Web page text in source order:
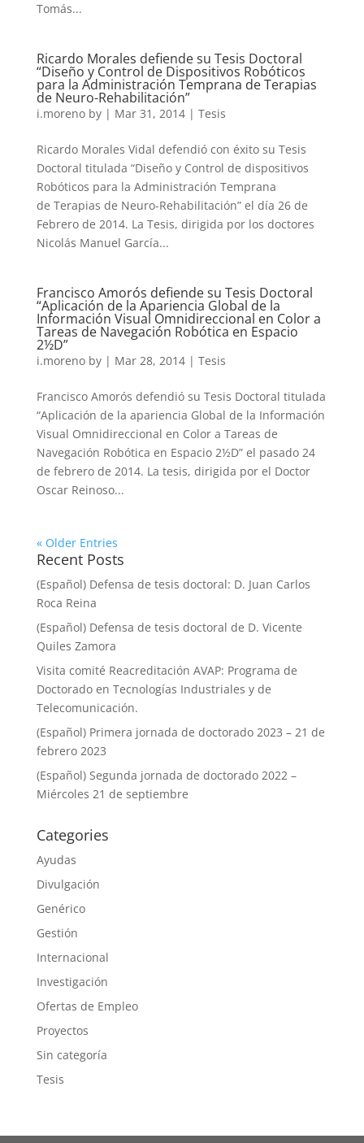
Tomás...
Ricardo Morales defiende su Tesis Doctoral
“Diseño y Control de Dispositivos Robóticos
para la Administración Temprana de Terapias
de Neuro-Rehabilitación”
i.morenoby | Mar 31, 2014| Tesis
Ricardo Morales Vidal defendió con éxito su Tesis
Doctoral titulada “Diseño y Control de dispositivos
Robóticos para la Administración Temprana
de Terapias de Neuro-Rehabilitación” el día 26 de
Febrero de 2014. La Tesis, dirigida por los doctores
Nicolás Manuel García...
Francisco Amorós defiende su Tesis Doctoral
“Aplicación de la Apariencia Global de la
Información Visual Omnidireccional en Color a
Tareas de Navegación Robótica en Espacio
2½D”
i.morenoby | Mar 28, 2014| Tesis
Francisco Amorós defendió su Tesis Doctoral titulada
“Aplicación de la apariencia Global de la Información
Visual Omnidireccional en Color a Tareas de
Navegación Robótica en Espacio 2½D” el pasado 24
de febrero de 2014. La tesis, dirigida por el Doctor
Oscar Reinoso...
« Older Entries
Recent Posts
(Español) Defensa de tesis doctoral: D. Juan Carlos
Roca Reina
(Español) Defensa de tesis doctoral de D. Vicente
Quiles Zamora
Visita comité Reacreditación AVAP: Programa de
Doctorado en Tecnologías Industriales y de
Telecomunicación.
(Español) Primera jornada de doctorado 2023 – 21 de
febrero 2023
(Español) Segunda jornada de doctorado 2022 –
Miércoles 21 de septiembre
Categories
Ayudas
Divulgación
Genérico
Gestión
Internacional
Investigación
Ofertas de Empleo
Proyectos
Sin categoría
Tesis